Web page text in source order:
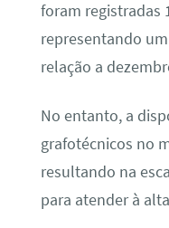
foram registradas
representando
relação a
No entanto, a
grafotécnicos no
resultando na
para atender à